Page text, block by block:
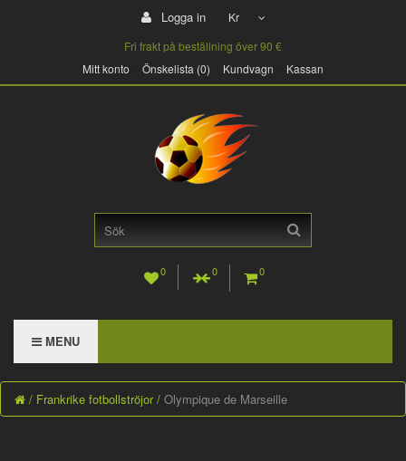
Logga in
Kr
Fri frakt på beställning över 90 €
Mitt konto
Önskelista (0) Kundvagn Kassan
0 0 0
MENU
Frankrike fotbollströjor Olympique de Marseille